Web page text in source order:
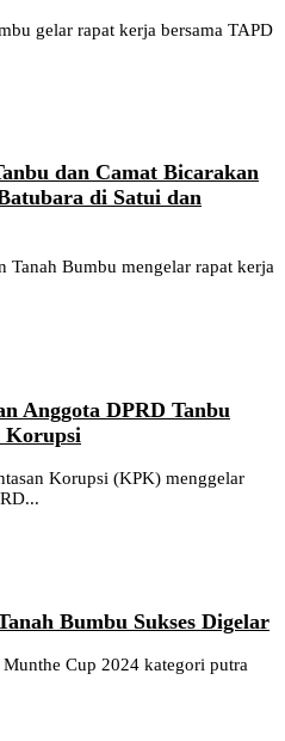
gelar rapat kerja bersama TAPD
dan Camat Bicarakan
di Satui dan
Bumbu mengelar rapat kerja
Anggota DPRD Tanbu
Korupsi
Korupsi (KPK) menggelar
Bumbu Sukses Digelar
Cup 2024 kategori putra